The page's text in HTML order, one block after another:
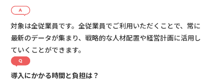
対象は全従業員です。全従業員でご利用いただくことで、常に
最新のデータが集まり、戦略的な人材配置や経営計画に活用し
ていくことができます。
導入にかかる時間と負担は？